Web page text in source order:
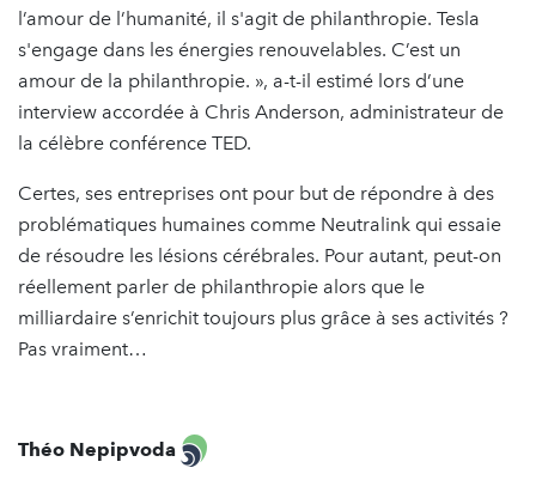
l’amour de l’humanité, il s'agit de philanthropie. Tesla
s'engage dans les énergies renouvelables. C’est un
amour de la philanthropie. », a-t-il estimé lors d’une
interview accordée à Chris Anderson, administrateur de
la célèbre conférence TED.
Certes, ses entreprises ont pour but de répondre à des
problématiques humaines comme Neutralink qui essaie
de résoudre les lésions cérébrales. Pour autant, peut-on
réellement parler de philanthropie alors que le
milliardaire s’enrichit toujours plus grâce à ses activités ?
Pas vraiment…
Théo Nepipvoda